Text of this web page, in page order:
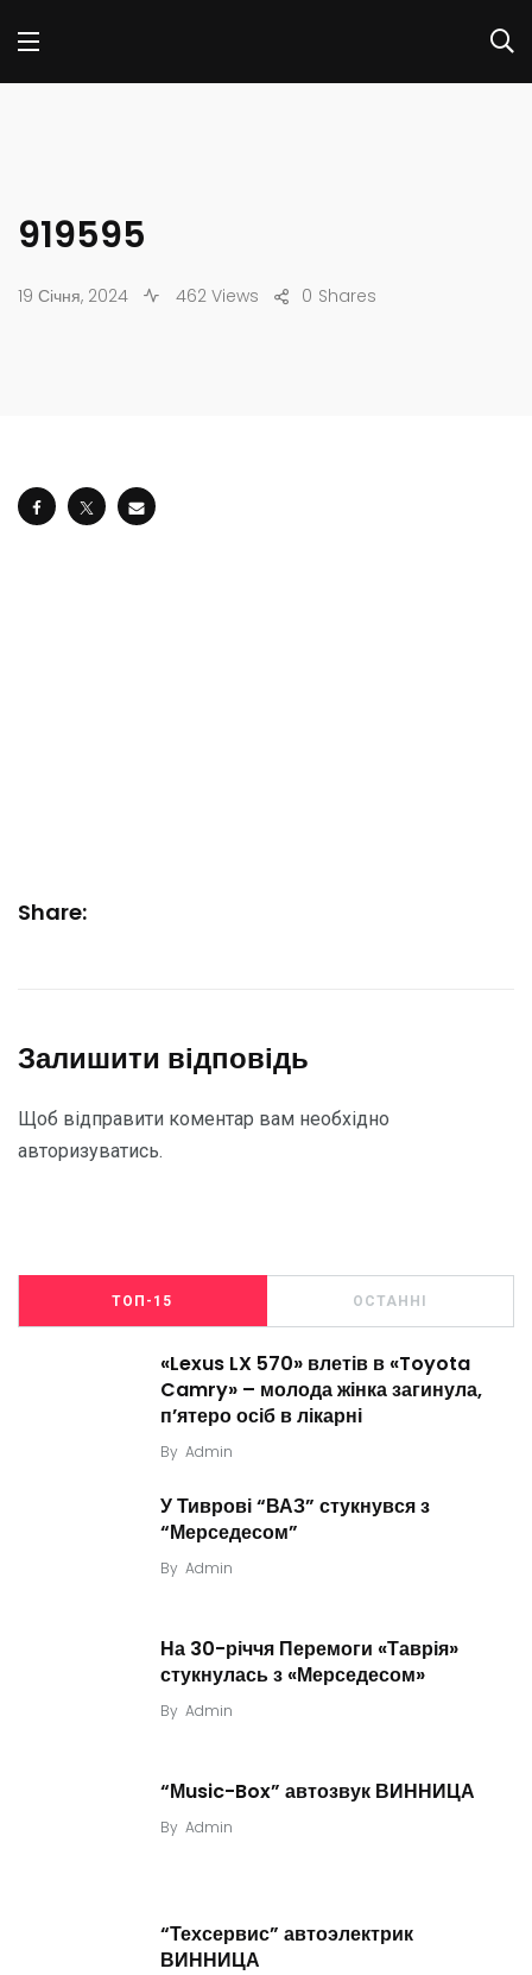
919595
19 Січня, 2024 462 Views Shares
0
Share:
Залишити відповідь
Щоб відправити коментар вам необхідно
авторизуватись.
ТОП-15 ОСТАННІ
«Lexus LX 570» влетів в «Toyota
Camry» – молода жінка загинула,
п’ятеро осіб в лікарні
By Admin
У Тиврові “ВАЗ” стукнувся з
“Мерседесом”
By Admin
На 30-річчя Перемоги «Таврія»
стукнулась з «Мерседесом»
By Admin
“Мusic-Box” автозвук ВИННИЦА
By Admin
“Техсервис” автоэлектрик
ВИННИЦА